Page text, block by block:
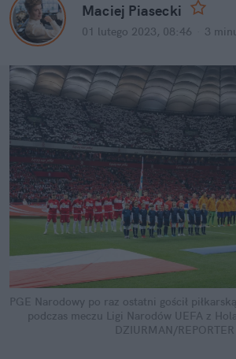
Maciej Piasecki
01 lutego 2023, 08:46 3
PGE Narodowy po raz ostatni gościł
podczas meczu Ligi Narodów UEFA z
DZIURMAN/REPORTER